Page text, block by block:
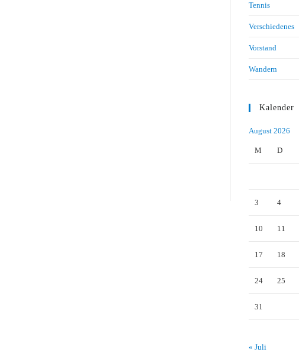
Tennis
Verschiedenes
Vorstand
Wandern
Kalender
August 2026
M D
3 4
10 11
17 18
24 25
31
« Juli